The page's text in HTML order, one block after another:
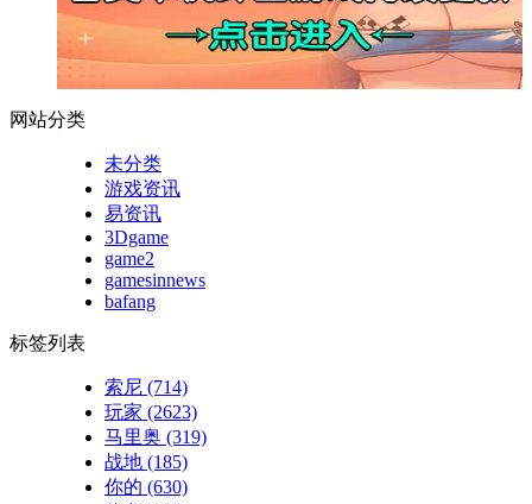
网站分类
未分类
游戏资讯
易资讯
3Dgame
game2
gamesinnews
bafang
标签列表
索尼 (714)
玩家 (2623)
马里奥 (319)
战地 (185)
你的 (630)